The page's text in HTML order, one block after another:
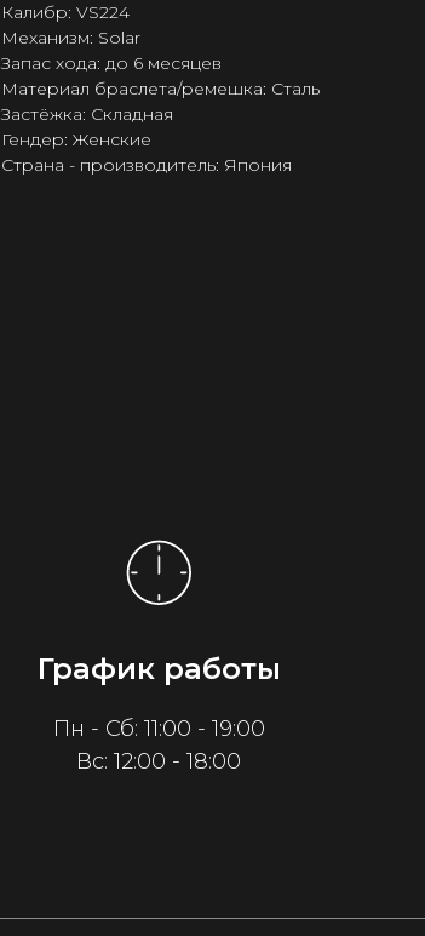
Калибр: VS224
Механизм: Solar
Запас хода: до 6 месяцев
Материал браслета/ремешка: Сталь
Застёжка: Складная
Гендер: Женские
Страна - производитель: Япония
График работы
Пн - Сб: 11:00 - 19:00
Вс: 12:00 - 18:00